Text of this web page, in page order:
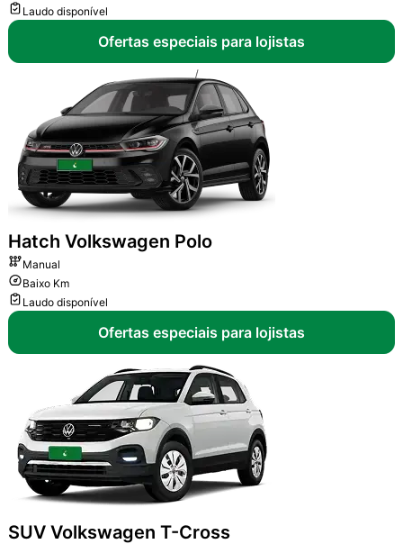
Laudo disponível
Ofertas especiais para lojistas
Hatch Volkswagen Polo
Manual
Baixo Km
Laudo disponível
Ofertas especiais para lojistas
SUV Volkswagen T-Cross